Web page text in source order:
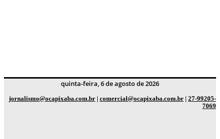
quinta-feira, 6 de agosto de 2026
jornalismo@ocapixaba.com.br | comercial@ocapixaba.com.br | 27-99205-
7069